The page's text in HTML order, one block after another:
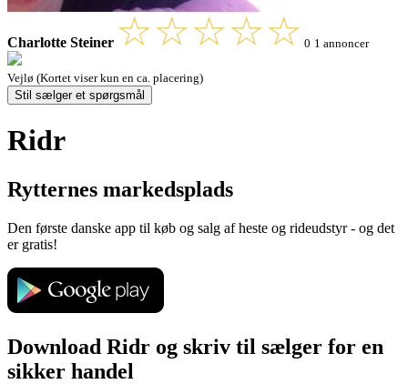
Charlotte Steiner 0 1 annoncer
Vejlø (Kortet viser kun en ca. placering)
Stil sælger et spørgsmål
Ridr
Rytternes markedsplads
Den første danske app til køb og salg af heste og rideudstyr - og det
er gratis!
Download Ridr og skriv til sælger for en
sikker handel